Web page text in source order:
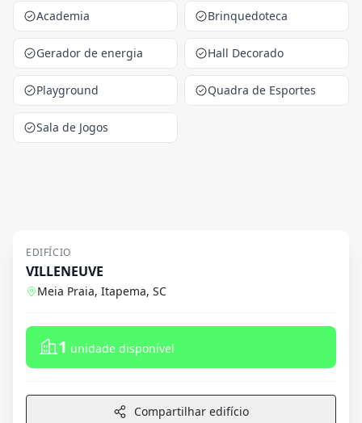
Academia Brinquedoteca
Gerador de energia Hall Decorado
Playground Quadra de Esportes
Sala de Jogos
EDIFÍCIO
VILLENEUVE
Meia Praia, Itapema, SC
1 unidade disponível
Compartilhar edifício